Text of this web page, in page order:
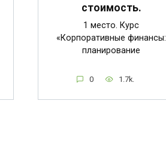
стоимость.
1 место. Курс
«Корпоративные финансы:
планирование
0 1.7k.